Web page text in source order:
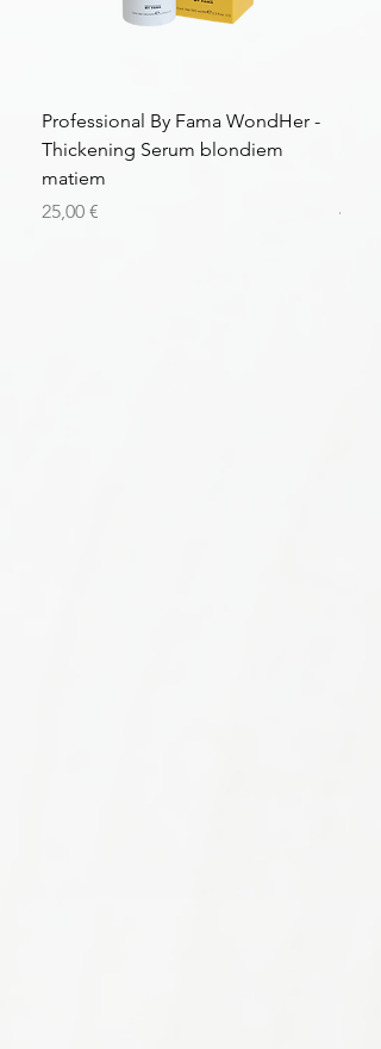
Professional By Fama WondHer -
Thickening Serum blondiem
matiem
Цена
25,00 €
Цена
43,56